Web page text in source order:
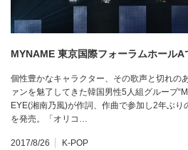
MYNAME 東京国際フォーラムホールA
個性豊かなキャラクター、その歌声と切れの
ァンを魅了してきた韓国男性5人組グループ
EYE(湘南乃風)が作詞、作曲で参加し2年ぶり
を発売。「オリコ…
2017/8/26 K-POP